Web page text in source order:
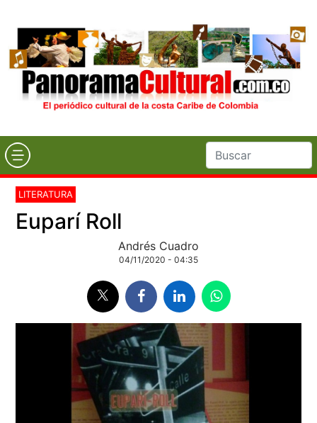
LITERATURA
Euparí Roll
Andrés Cuadro
04/11/2020 - 04:35